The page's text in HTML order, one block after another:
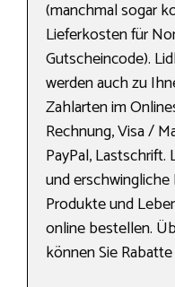
(manchmal sogar
Lieferkosten für
Gutscheincode).
werden auch zu
Zahlarten im
Rechnung, Visa /
PayPal,
und erschwingliche
Produkte und
online bestellen.
können Sie